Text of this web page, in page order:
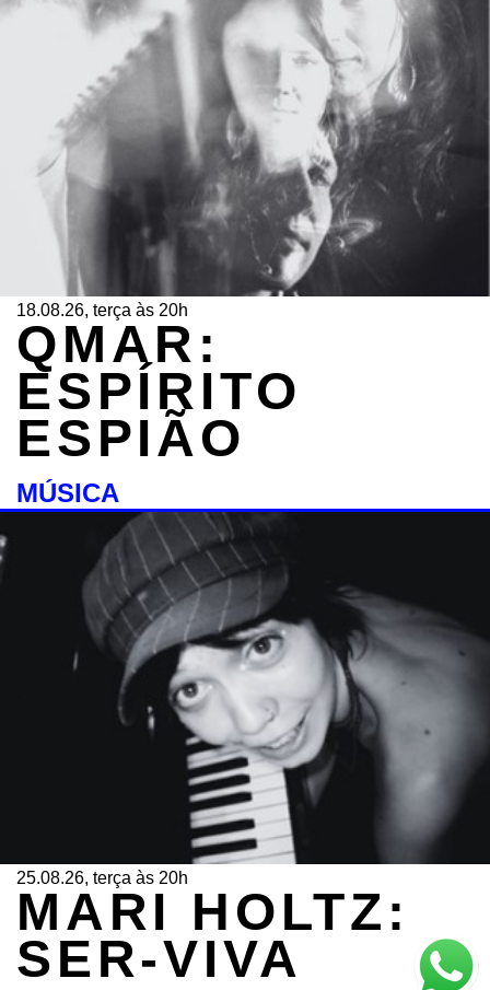
18.08.26, terça às 20h
QMAR:
ESPÍRITO
ESPIÃO
MÚSICA
25.08.26, terça às 20h
MARI HOLTZ:
SER-VIVA